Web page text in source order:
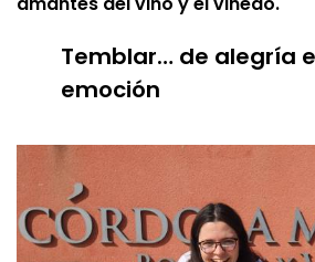
Temblar… de alegría
emoción